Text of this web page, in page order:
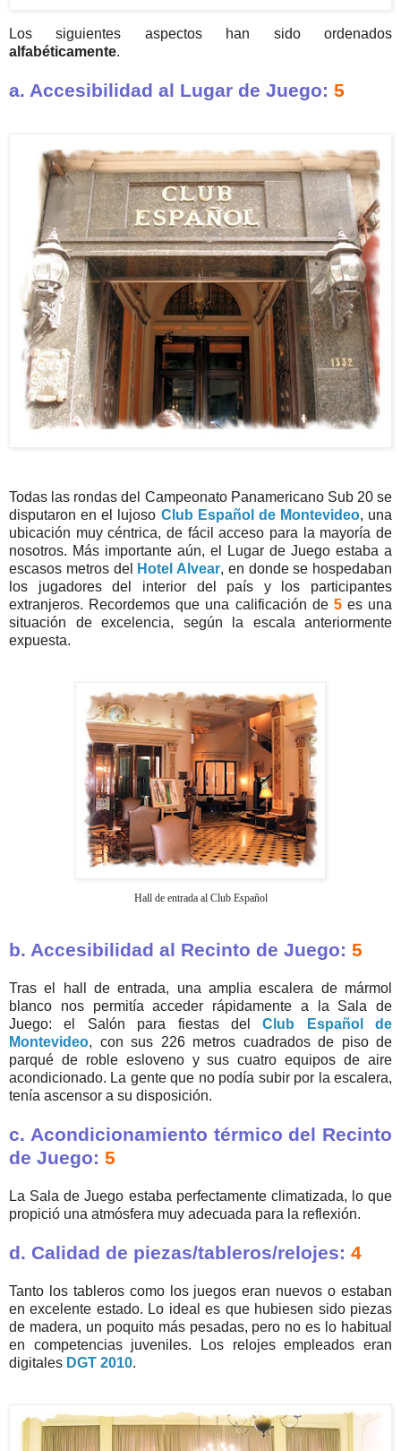
Los siguientes aspectos han sido ordenados
alfabéticamente.
a. Accesibilidad al Lugar de Juego: 5
Todas las rondas del Campeonato Panamericano Sub 20 se
disputaron en el lujoso Club Español de Montevideo, una
ubicación muy céntrica, de fácil acceso para la mayoría de
nosotros. Más importante aún, el Lugar de Juego estaba a
escasos metros del
Hotel Alvear, en donde se hospedaban
los jugadores del interior del país y los participantes
extranjeros. Recordemos que una calificación de 5es una
situación de excelencia, según la escala anteriormente
expuesta.
Hall de entrada al Club Español
b. Accesibilidad al Recinto de Juego: 5
Tras el hall de entrada, una amplia escalera de mármol
blanco nos permitía acceder rápidamente a la Sala de
Juego: el Salón para fiestas delClub Español de
Montevideo, con sus 226 metros cuadrados de piso de
parqué de roble esloveno y sus cuatro equipos de aire
acondicionado. La gente que no podía subir por la escalera,
tenía ascensor a su disposición.
c. Acondicionamiento térmico del Recinto
de Juego: 5
La Sala de Juego estaba perfectamente climatizada, lo que
propició una atmósfera muy adecuada para la reflexión.
d. Calidad de piezas/tableros/relojes: 4
Tanto los tableros como los juegos eran nuevos o estaban
en excelente estado. Lo ideal es que hubiesen sido piezas
de madera, un poquito más pesadas, pero no es lo habitual
en competencias juveniles. Los relojes empleados eran
digitales DGT 2010.